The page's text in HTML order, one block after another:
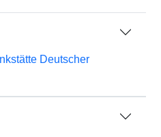
Deutscher